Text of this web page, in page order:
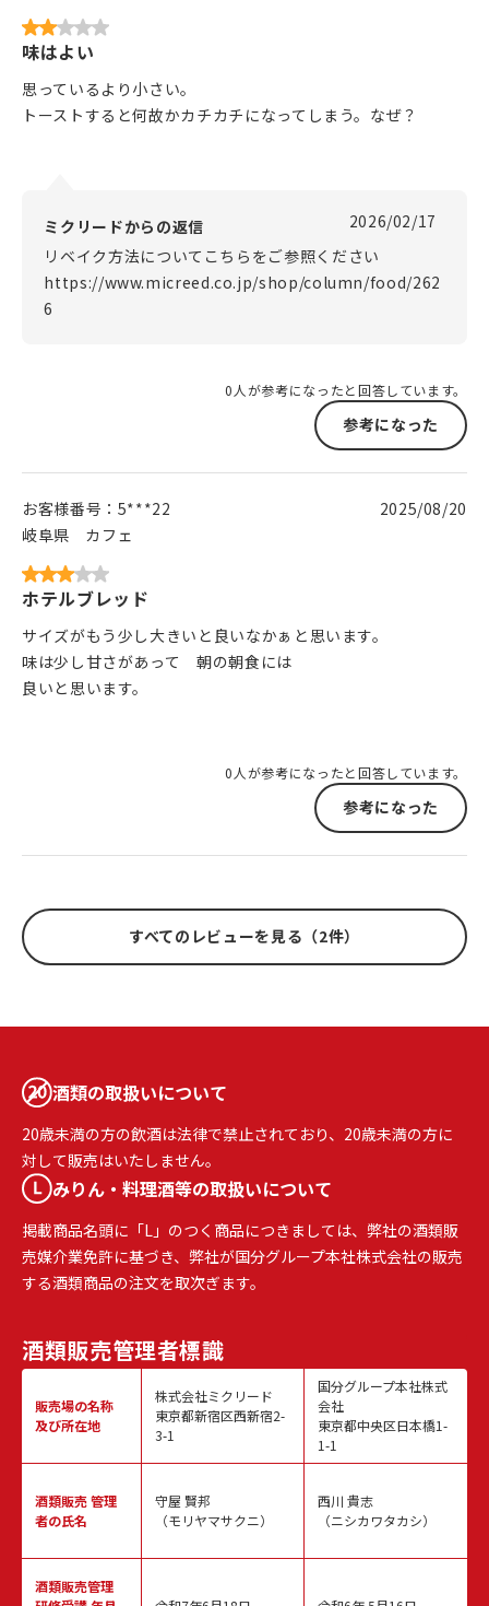
味はよい
思っているより小さい。
トーストすると何故かカチカチになってしまう。なぜ？
ミクリードからの返信
2026/02/17
リベイク方法についてこちらをご参照ください
https://www.micreed.co.jp/shop/column/food/262
6
0人が参考になったと回答しています。
参考になった
お客様番号： 5***22
岐阜県
カフェ
2025/08/20
ホテルブレッド
サイズがもう少し大きいと良いなかぁと思います。
味は少し甘さがあって 朝の朝食には
良いと思います。
0人が参考になったと回答しています。
参考になった
すべてのレビューを見る（2件）
酒類の取扱いについて
20歳未満の方の飲酒は法律で禁止されており、20歳未満の方に
対して販売はいたしません。
みりん・料理酒等の取扱いについて
掲載商品名頭に「L」のつく商品につきましては、弊社の酒類販
売媒介業免許に基づき、弊社が国分グループ本社株式会社の販売
する酒類商品の注文を取次ぎます。
酒類販売管理者標識
販売場の名称
及び所在地
酒類販売管理
者の氏名
酒類販売管理
株式会社ミクリード
東京都新宿区西新宿2-
3-1
守屋 賢邦
（モリヤマサクニ）
国分グループ本社株式
会社
東京都中央区日本橋1-
1-1
西川 貴志
（ニシカワタカシ）